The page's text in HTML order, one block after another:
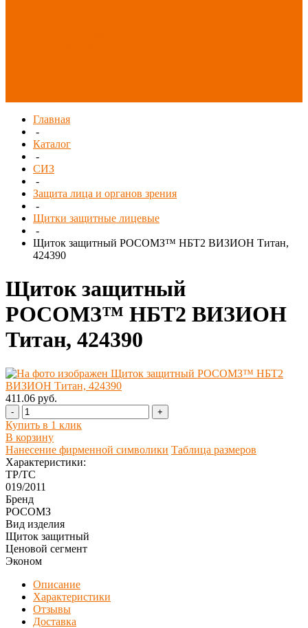
Главная
-
Каталог
-
СИЗ
-
Защита лица и органов зрения
-
Щитки защитные лицевые
-
Щиток защитный РОСОМЗ™ НБТ2 ВИЗИОН Титан,
424390
Щиток защитный
РОСОМЗ™ НБТ2 ВИЗИОН
Титан, 424390
411.06 руб.
- +
Купить в 1 клик
В корзину
Нанесение фирменной символики Таблица размеров
Характеристики:
ТР/ТС
019/2011
Бренд
РОСОМЗ
Вид изделия
Щиток защитный
Ценовой сегмент
Эконом
Описание
Характеристики
Отзывы
Доставка